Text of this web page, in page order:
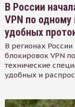
В России
VPN по
удобных
В регионах
блокировок VPN
технические
удобных и